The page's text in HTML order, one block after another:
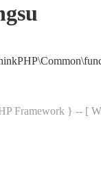
Framework } -- [